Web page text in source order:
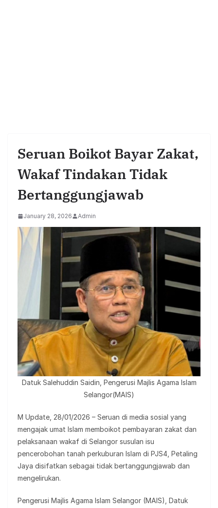
Seruan Boikot Bayar Zakat,
Wakaf Tindakan Tidak
Bertanggungjawab
January 28, 2026 Admin
Datuk Salehuddin Saidin, Pengerusi Majlis Agama Islam
Selangor(MAIS)
M Update, 28/01/2026 – Seruan di media sosial yang
mengajak umat Islam memboikot pembayaran zakat dan
pelaksanaan wakaf di Selangor susulan isu
pencerobohan tanah perkuburan Islam di PJS4, Petaling
Jaya disifatkan sebagai tidak bertanggungjawab dan
mengelirukan.
Pengerusi Majlis Agama Islam Selangor (MAIS), Datuk